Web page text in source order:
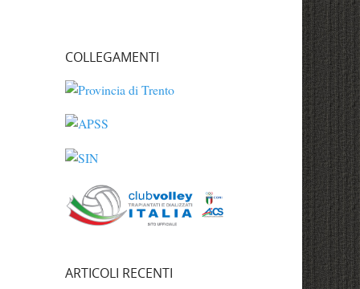
COLLEGAMENTI
ARTICOLI RECENTI